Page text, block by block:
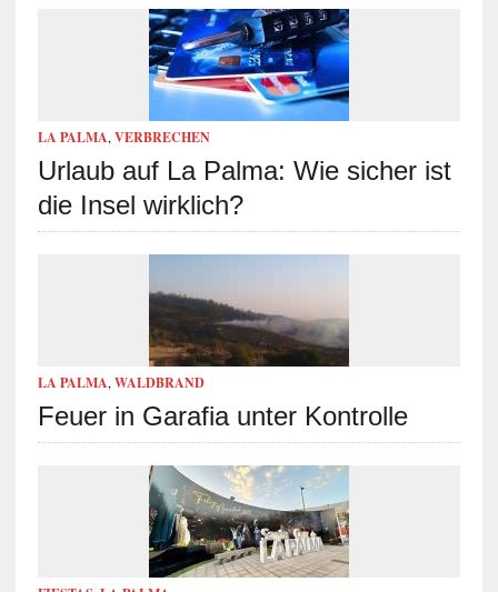
LA PALMA,VERBRECHEN
Urlaub auf La Palma: Wie sicher ist
die Insel wirklich?
LA PALMA,WALDBRAND
Feuer in Garafia unter Kontrolle